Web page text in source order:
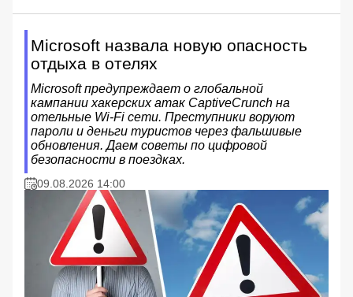
Microsoft назвала новую опасность
отдыха в отелях
Microsoft предупреждает о глобальной
кампании хакерских атак CaptiveCrunch на
отельные Wi-Fi сети. Преступники воруют
пароли и деньги туристов через фальшивые
обновления. Даем советы по цифровой
безопасности в поездках.
09.08.2026 14:00